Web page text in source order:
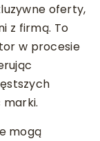
oferty,
z firmą. To
w procesie
marki.
mogą